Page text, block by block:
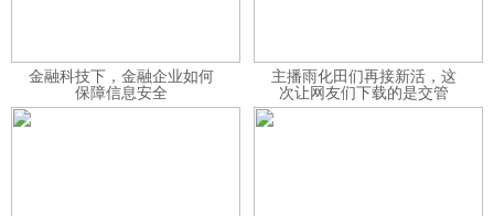
金融科技下，金融企业如何
保障信息安全
主播雨化田们再接新活，这
次让网友们下载的是交管
12123APP